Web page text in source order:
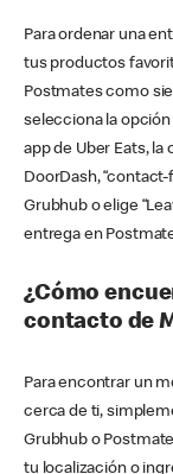
Para ordenar una
tus productos
Postmates como
selecciona la opción
app de Uber Eats, la
DoorDash,
Grubhub o elige
entrega en
¿Cómo
contacto de
Para encontrar un
cerca de ti,
Grubhub o
tu localización o